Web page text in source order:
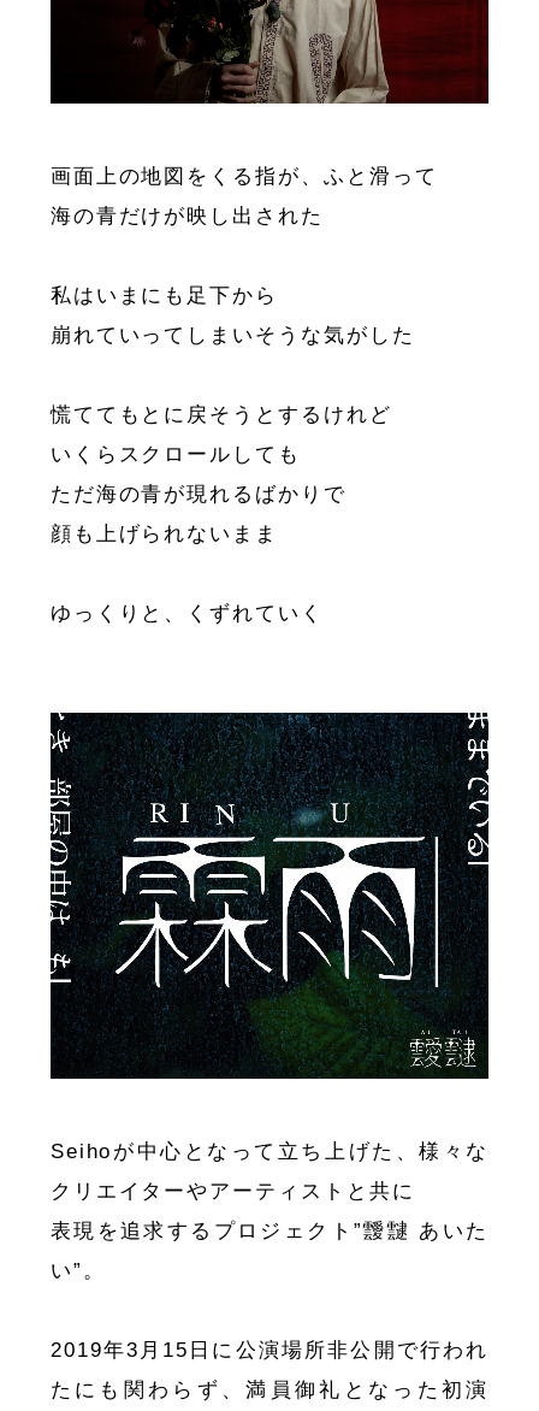
画面上の地図をくる指が、ふと滑って
海の青だけが映し出された
私はいまにも足下から
崩れていってしまいそうな気がした
慌ててもとに戻そうとするけれど
いくらスクロールしても
ただ海の青が現れるばかりで
顔も上げられないまま
ゆっくりと、くずれていく
Seihoが中心となって立ち上げた、様々な
クリエイターやアーティストと共に
表現を追求するプロジェクト”靉靆 あいた
い”。
2019年3月15日に公演場所非公開で行われ
たにも関わらず、満員御礼となった初演